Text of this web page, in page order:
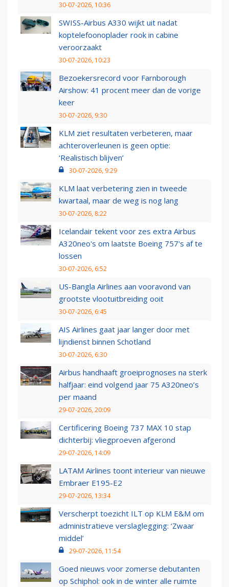
30-07-2026, 10:36
SWISS-Airbus A330 wijkt uit nadat
koptelefoonoplader rook in cabine
veroorzaakt
30-07-2026, 10:23
Bezoekersrecord voor Farnborough
Airshow: 41 procent meer dan de vorige
keer
30-07-2026, 9:30
KLM ziet resultaten verbeteren, maar
achteroverleunen is geen optie:
‘Realistisch blijven’
30-07-2026, 9:29
KLM laat verbetering zien in tweede
kwartaal, maar de weg is nog lang
30-07-2026, 8:22
Icelandair tekent voor zes extra Airbus
A320neo's om laatste Boeing 757's af te
lossen
30-07-2026, 6:52
US-Bangla Airlines aan vooravond van
grootste vlootuitbreiding ooit
30-07-2026, 6:45
AIS Airlines gaat jaar langer door met
lijndienst binnen Schotland
30-07-2026, 6:30
Airbus handhaaft groeiprognoses na sterk
halfjaar: eind volgend jaar 75 A320neo’s
per maand
29-07-2026, 20:09
Certificering Boeing 737 MAX 10 stap
dichterbij: vliegproeven afgerond
29-07-2026, 14:09
LATAM Airlines toont interieur van nieuwe
Embraer E195-E2
29-07-2026, 13:34
Verscherpt toezicht ILT op KLM E&M om
administratieve verslaglegging: ‘Zwaar
middel’
29-07-2026, 11:54
Goed nieuws voor zomerse debutanten
op Schiphol: ook in de winter alle ruimte